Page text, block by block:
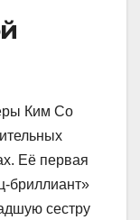
Ким Со
Её первая
бриллиант»
сестру